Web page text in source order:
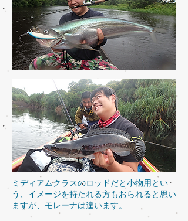
ミディアムクラスのロッドだと小物用とい
う、イメージを持たれる方もおられると思い
ますが、モレーナは違います。